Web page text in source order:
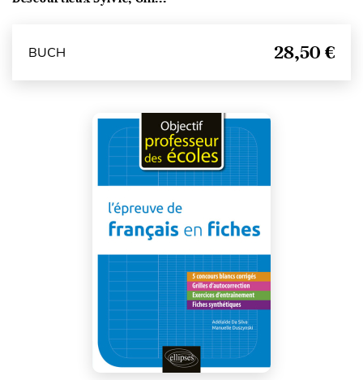
BUCH 28,50 €